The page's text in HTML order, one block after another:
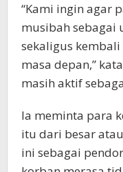
“Kami ingin agar
musibah sebagai
sekaligus
masa depan,”
masih aktif
Ia meminta para
itu dari besar
ini sebagai